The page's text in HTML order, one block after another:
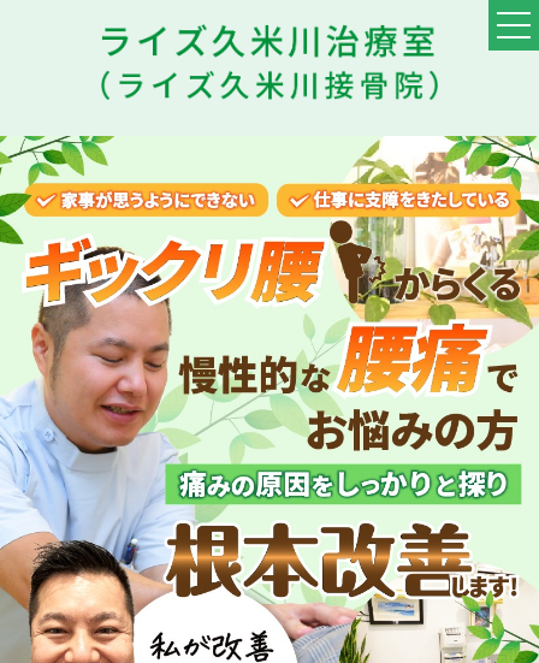
料金・メニュー
初めての方へ
他院との違い
患者様の声
スタッフ
ブログ
アクセス
予約・お問合せ